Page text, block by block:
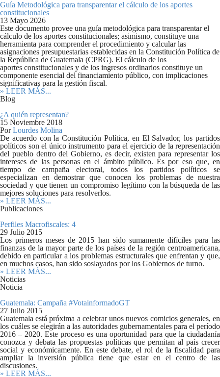
Guía Metodológica para transparentar el cálculo de los aportes
constitucionales
13 Mayo 2026
Este documento provee una guía metodológica para transparentar el
cálculo de los aportes constitucionales; asimismo, constituye una
herramienta para comprender el procedimiento y calcular las
asignaciones presupuestarias establecidas en la Constitución Política de
la República de Guatemala (CPRG). El cálculo de los
aportes constitucionales y de los ingresos ordinarios constituye un
componente esencial del financiamiento público, con implicaciones
significativas para la gestión fiscal.
» LEER MÁS...
Blog
¿A quién representan?
15 Noviembre 2018
PorLourdes Molina
De acuerdo con la Constitución Política, en El Salvador, los partidos
políticos son el único instrumento para el ejercicio de la representación
del pueblo dentro del Gobierno, es decir, existen para representar los
intereses de las personas en el ámbito público. Es por eso que, en
tiempo de campaña electoral, todos los partidos políticos se
especializan en demostrar que conocen los problemas de nuestra
sociedad y que tienen un compromiso legítimo con la búsqueda de las
mejores soluciones para resolverlos.
» LEER MÁS...
Publicaciones
Perfiles Macrofiscales: 4
29 Julio 2015
Los primeros meses de 2015 han sido sumamente difíciles para las
finanzas de la mayor parte de los países de la región centroamericana,
debido en particular a los problemas estructurales que enfrentan y que,
en muchos casos, han sido soslayados por los Gobiernos de turno.
» LEER MÁS...
Noticias
Noticia
Guatemala: Campaña #VotainformadoGT
27 Julio 2015
Guatemala está próxima a celebrar unos nuevos comicios generales, en
los cuáles se elegirán a las autoridades gubernamentales para el período
2016 – 2020. Este proceso es una oportunidad para que la ciudadanía
conozca y debata las propuestas políticas que permitan al país crecer
social y económicamente. En este debate, el rol de la fiscalidad para
ampliar la inversión pública tiene que estar en el centro de las
discusiones.
» LEER MÁS...